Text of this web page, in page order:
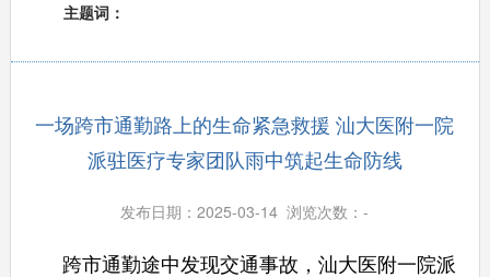
主题词：
一场跨市通勤路上的生命紧急救援 汕大医附一院
派驻医疗专家团队雨中筑起生命防线
发布日期：2025-03-14 浏览次数：-
跨市通勤途中发现交通事故，汕大医附一院派